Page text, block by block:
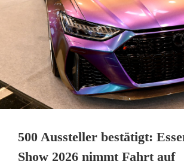
500 Aussteller bestätigt:
Show 2026 nimmt Fahrt auf